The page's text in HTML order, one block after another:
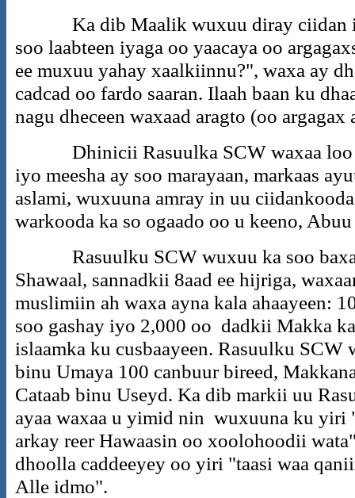
Ka dib Maalik wuxuu diray ciidan
soo laabteen iyaga oo yaacaya oo
ee muxuu yahay xaalkiinnu?", waxa ay
cadcad oo fardo saaran. Ilaah baan ku
nagu dheceen waxaad aragto (oo argagax
Dhinicii Rasuulka SCW waxaa loo
iyo meesha ay soo marayaan, markaas
aslami, wuxuuna amray in uu
warkooda ka so ogaado oo u keeno,
Rasuulku SCW wuxuu ka soo
Shawaal, sannadkii 8aad ee hijriga,
muslimiin ah waxa ayna kala ahaayeen:
soo gashay iyo 2,000 oo dadkii Makka
islaamka ku cusbaayeen. Rasuulku
binu Umaya 100 canbuur bireed,
Cataab binu Useyd. Ka dib markii uu
ayaa waxaa u yimid nin wuxuuna ku yiri
arkay reer Hawaasin oo xoolohoodii
dhoolla caddeeyey oo yiri "taasi waa
Alle idmo".